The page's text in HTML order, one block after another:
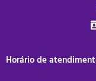
Horário de